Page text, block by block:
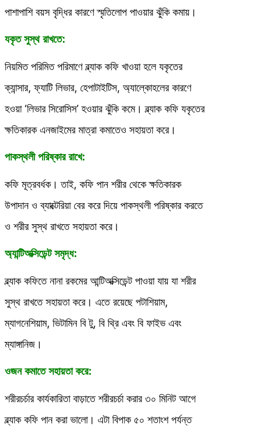
পাশাপাশি বয়স বৃদ্ধির কারণে স্মৃতিলোপ পাওয়ার ঝুঁকি কমায়।
যকৃত সুস্থ রাখতে:
নিয়মিত পরিমিত পরিমাণে ব্ল্যাক কফি খাওয়া হলে যকৃতের
ক্যান্সার, ফ্যাটি লিভার, হেপাটাইটিস, অ্যাল্কোহলের কারণে
হওয়া ‘লিভার সিরোসিস’ হওয়ার ঝুঁকি কমে। ব্ল্যাক কফি যকৃতের
ক্ষতিকারক এনজাইমের মাত্রা কমাতেও সহায়তা করে।
পাকস্থলী পরিষ্কার রাখে:
কফি মূত্রবর্ধক। তাই, কফি পান শরীর থেকে ক্ষতিকারক
উপাদান ও ব্যাক্টেরিয়া বের করে দিয়ে পাকস্থলী পরিষ্কার করতে
ও শরীর সুস্থ রাখতে সহায়তা করে।
অ্যান্টিঅক্সিডেন্ট সমৃদ্ধ:
ব্ল্যাক কফিতে নানা রকমের আন্টিঅক্সিডেন্ট পাওয়া যায় যা শরীর
সুস্থ রাখতে সহায়তা করে। এতে রয়েছে পটাশিয়াম,
ম্যাগনেশিয়াম, ভিটামিন বি টু, বি থ্রি এবং বি ফাইভ এবং
ম্যাঙ্গানিজ।
ওজন কমাতে সহায়তা করে:
শরীরচর্চার কার্যকারিতা বাড়াতে শরীরচর্চা করার ৩০ মিনিট আগে
ব্ল্যাক কফি পান করা ভালো। এটা বিপাক ৫০ শতাংশ পর্যন্ত